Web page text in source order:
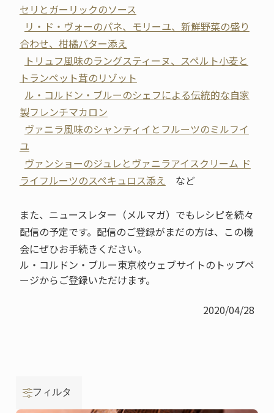
セリとガーリックのソース
リ・ド・ヴォーのパネ、モリーユ、新鮮野菜の盛り
合わせ、柑橘バター添え
トリュフ風味のラングスティーヌ、スペルト小麦と
トランペット茸のリゾット
ル・コルドン・ブルーのシェフによる伝統的な自家
製フレンチマカロン
ヴァニラ風味のシャンティイとフルーツのミルフイ
ユ
ヴァンショーのジュレとヴァニラアイスクリーム ド
ライフルーツのスペキュロス添え など
また、ニュースレター（メルマガ）でもレシピを続々
配信の予定です。配信のご登録がまだの方は、この機
会にぜひお手続きください。
ル・コルドン・ブルー東京校ウェブサイトのトップペ
ージからご登録いただけます。
2020/04/28
フィルタ